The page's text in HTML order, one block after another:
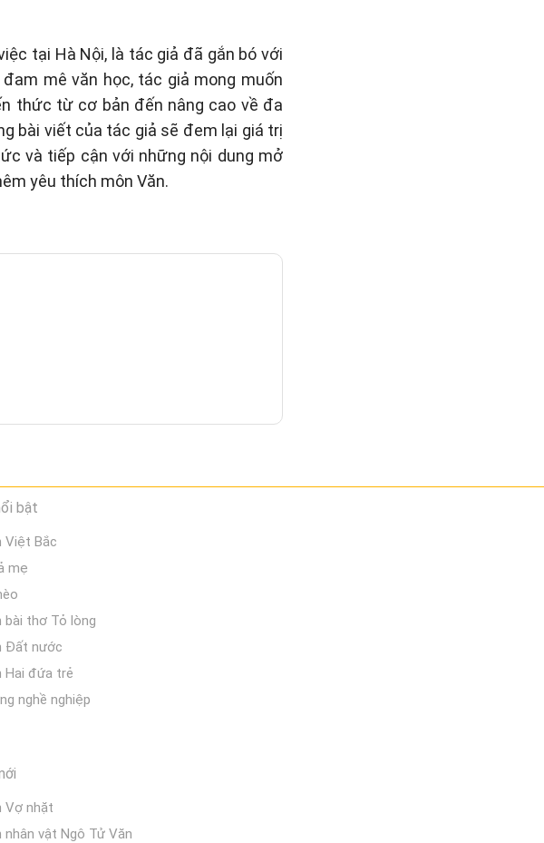
tại Hà Nội, là tác giả đã gắn bó với
mê văn học, tác giả mong muốn
thức từ cơ bản đến nâng cao về đa
bài viết của tác giả sẽ đem lại giá trị
và tiếp cận với những nội dung mở
yêu thích môn Văn.
bật
Việt Bắc
mẹ
bài thơ Tỏ lòng
Đất nước
Hai đứa trẻ
nghề nghiệp
Vợ nhặt
nhân vật Ngô Tử Văn